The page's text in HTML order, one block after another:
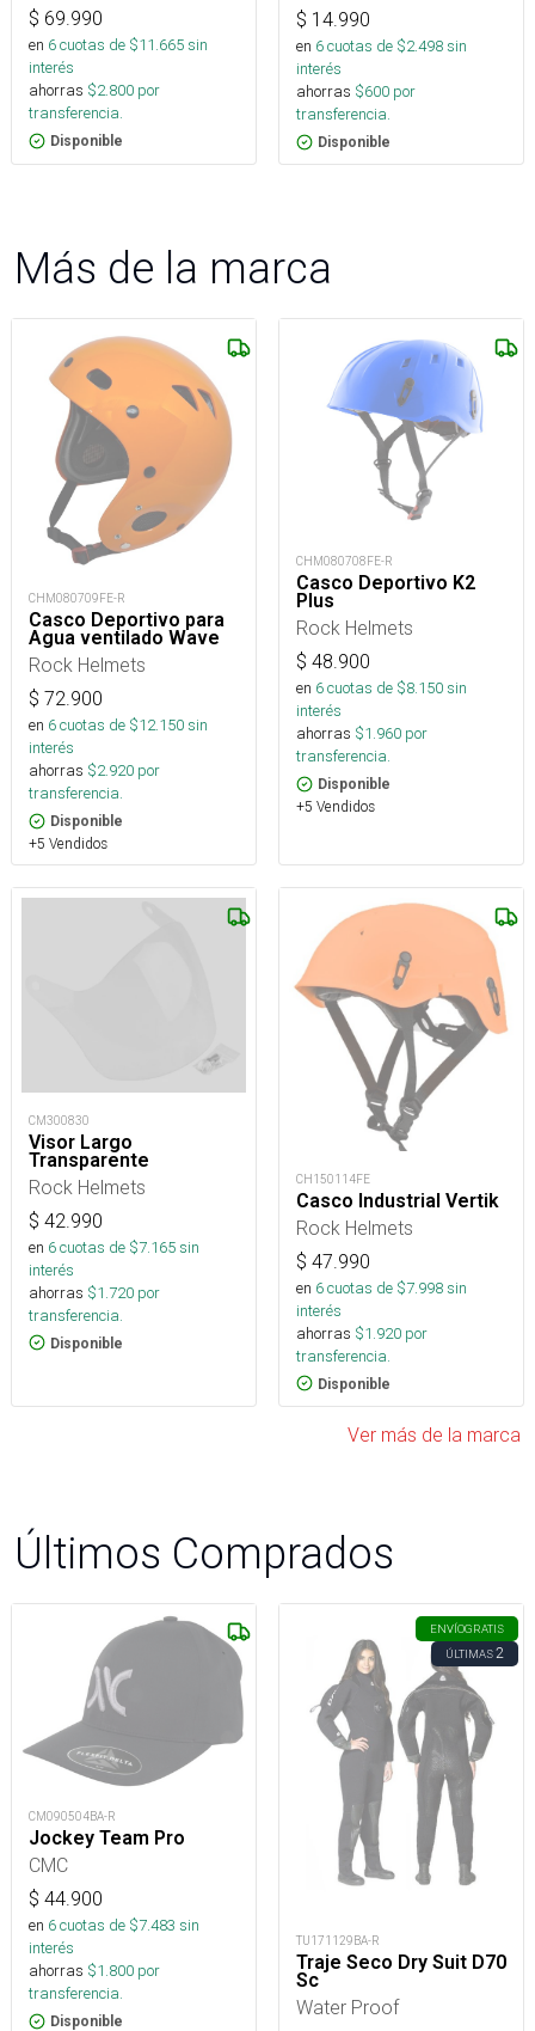
$ 69.990
en 6cuotas de $11.665sin
interés
ahorras $2.800 por
transferencia.
Disponible
$ 14.990
en 6cuotas de $2.498sin
interés
ahorras $600 por
transferencia.
Disponible
Más de la marca
CHM080709FE-R
Casco Deportivo para
Agua ventilado Wave
Rock Helmets
$ 72.900
en 6cuotas de $12.150sin
interés
ahorras $2.920 por
transferencia.
Disponible
+5 Vendidos
CHM080708FE-R
Casco Deportivo K2
Plus
Rock Helmets
$ 48.900
en 6cuotas de $8.150sin
interés
ahorras $1.960 por
transferencia.
Disponible
+5 Vendidos
CM300830
Visor Largo
Transparente
Rock Helmets
$ 42.990
en 6cuotas de $7.165sin
interés
ahorras $1.720 por
transferencia.
Disponible
CH150114FE
Casco Industrial Vertik
Rock Helmets
$ 47.990
en 6cuotas de $7.998sin
interés
ahorras $1.920 por
transferencia.
Disponible
Ver más de la marca
Últimos Comprados
CM090504BA-R
Jockey Team Pro
CMC
$ 44.900
en 6cuotas de $7.483 sin
interés
ahorras $1.800 por
transferencia.
Disponible
ENVÍOGRATIS
ÚLTIMAS2
TU171129BA-R
Traje Seco Dry Suit D70
Sc
Water Proof